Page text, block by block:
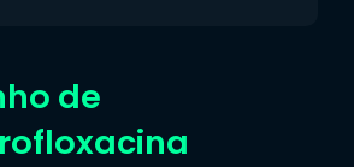
de